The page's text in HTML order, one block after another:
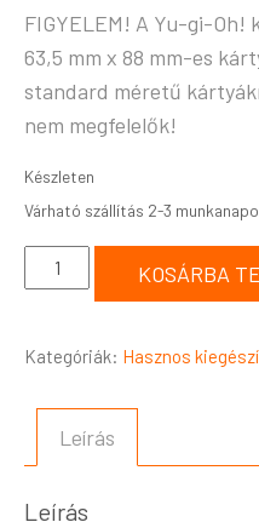
FIGYELEM! A Yu-gi-Oh!
63,5 mm x 88 mm-es
standard méretű
nem megfelelők!
Készleten
KOSÁRBA
Kategóriák: Hasznos
Leírás
Leírás